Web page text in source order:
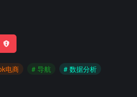
电商 # 导航
# 数据分析